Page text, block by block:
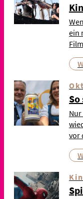
ein
vor